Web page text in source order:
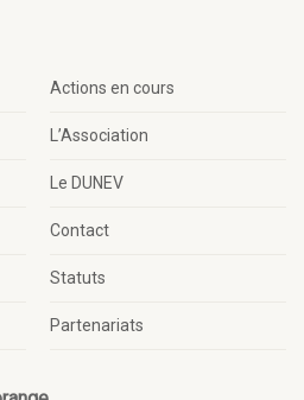
Actions en cours
L’Association
Le DUNEV
Contact
Statuts
Partenariats